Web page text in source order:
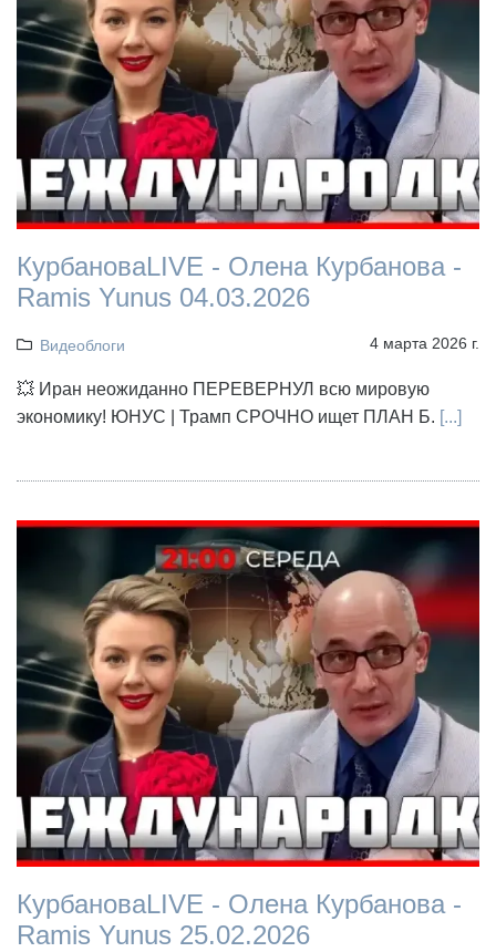
КурбановаLIVE - Олена Курбанова -
Ramis Yunus 04.03.2026
Видеоблоги 4 марта 2026 г.
💥 Иран неожиданно ПЕРЕВЕРНУЛ всю мировую
экономику! ЮНУС | Трамп СРОЧНО ищет ПЛАН Б. [...]
КурбановаLIVE - Олена Курбанова -
Ramis Yunus 25.02.2026